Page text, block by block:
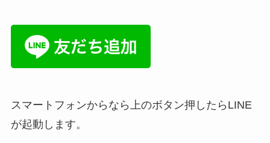
スマートフォンからなら上のボタン押したらLINE
が起動します。